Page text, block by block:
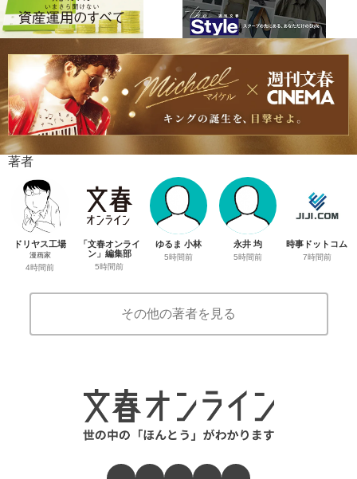
著者
ドリヤス工場
漫画家
4時間前
「文春オンライ
ン」編集部
5時間前
ゆるま 小林
5時間前
永井 均
5時間前
時事ドットコム
7時間前
その他の著者を見る